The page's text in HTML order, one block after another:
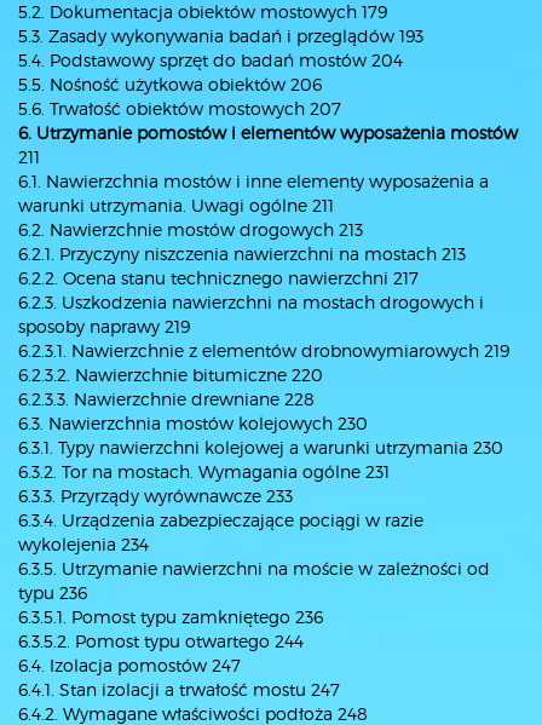
5.2. Dokumentacja obiektów mostowych 179
5.3. Zasady wykonywania badań i przeglądów 193
5.4. Podstawowy sprzęt do badań mostów 204
5.5. Nośność użytkowa obiektów 206
5.6. Trwałość obiektów mostowych 207
6. Utrzymanie pomostów i elementów wyposażenia mostów
211
6.1. Nawierzchnia mostów i inne elementy wyposażenia a
warunki utrzymania. Uwagi ogólne 211
6.2. Nawierzchnie mostów drogowych 213
6.2.1. Przyczyny niszczenia nawierzchni na mostach 213
6.2.2. Ocena stanu technicznego nawierzchni 217
6.2.3. Uszkodzenia nawierzchni na mostach drogowych i
sposoby naprawy 219
6.2.3.1. Nawierzchnie z elementów drobnowymiarowych 219
6.2.3.2. Nawierzchnie bitumiczne 220
6.2.3.3. Nawierzchnie drewniane 228
6.3. Nawierzchnia mostów kolejowych 230
6.3.1. Typy nawierzchni kolejowej a warunki utrzymania 230
6.3.2. Tor na mostach. Wymagania ogólne 231
6.3.3. Przyrządy wyrównawcze 233
6.3.4. Urządzenia zabezpieczające pociągi w razie
wykolejenia 234
6.3.5. Utrzymanie nawierzchni na moście w zależności od
typu 236
6.3.5.1. Pomost typu zamkniętego 236
6.3.5.2. Pomost typu otwartego 244
6.4. Izolacja pomostów 247
6.4.1. Stan izolacji a trwałość mostu 247
6.4.2. Wymagane właściwości podłoża 248